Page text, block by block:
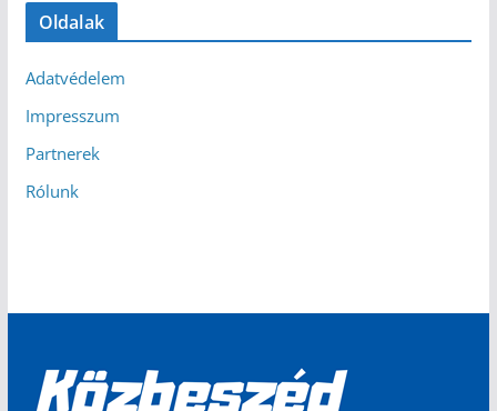
Oldalak
Adatvédelem
Impresszum
Partnerek
Rólunk